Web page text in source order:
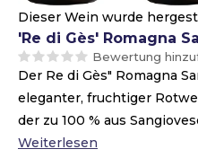
Dieser Wein wurde
'Re di Gès' Romagna
Bewertung
Der Re di Gès" Romagna
eleganter, fruchtiger
der zu 100 % aus
Weiterlesen